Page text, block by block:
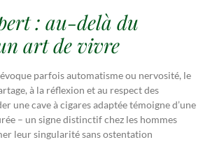
: au-delà du
art de vivre
parfois automatisme ou nervosité, le
à la réflexion et au respect des
une cave à cigares adaptée témoigne d’une
– un signe distinctif chez les hommes
leur singularité sans ostentation